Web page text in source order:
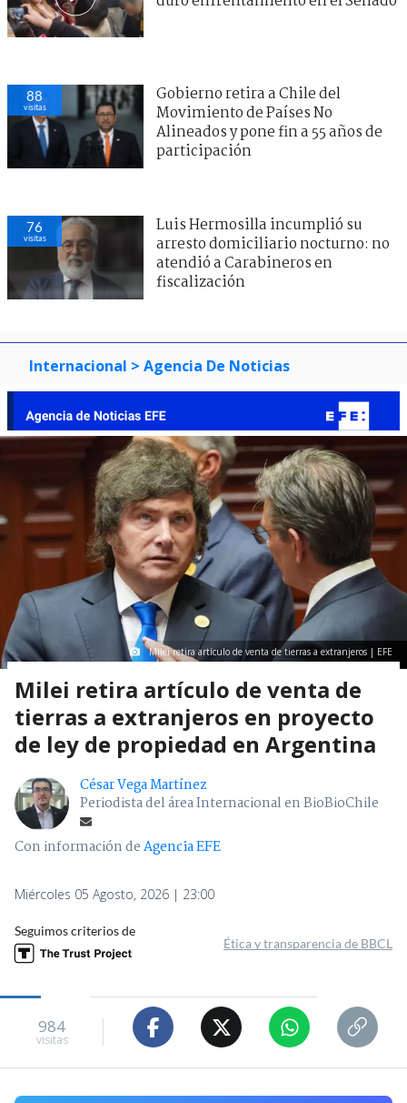
88
visitas
Gobierno retira a Chile del
Movimiento de Países No
Alineados y pone fin a 55 años de
participación
76
visitas
Luis Hermosilla incumplió su
arresto domiciliario nocturno: no
atendió a Carabineros en
fiscalización
Internacional > Agencia De Noticias
Milei retira artículo de venta de tierras a extranjeros | EFE
Milei retira artículo de venta de
tierras a extranjeros en proyecto
de ley de propiedad en Argentina
César Vega Martínez
Periodista del área Internacional en BioBioChile
Con información deAgencia EFE
Miércoles 05 Agosto, 2026 | 23:00
Seguimos criterios de
Ética y transparencia de BBCL
984
visitas